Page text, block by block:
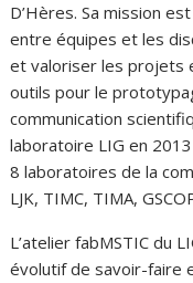
D’Hères. Sa mission
entre équipes et les
et valoriser les projets
outils pour le
communication
laboratoire LIG en
8 laboratoires de la
LJK, TIMC, TIMA,
L’atelier fabMSTIC du
évolutif de savoir-faire